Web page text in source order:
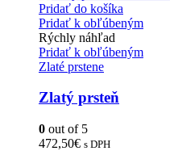
Pridať do košíka
Pridať k obľúbeným
Rýchly náhľad
Pridať k obľúbeným
Zlaté prstene
Zlatý prsteň
0 out of 5
472,50€ s DPH